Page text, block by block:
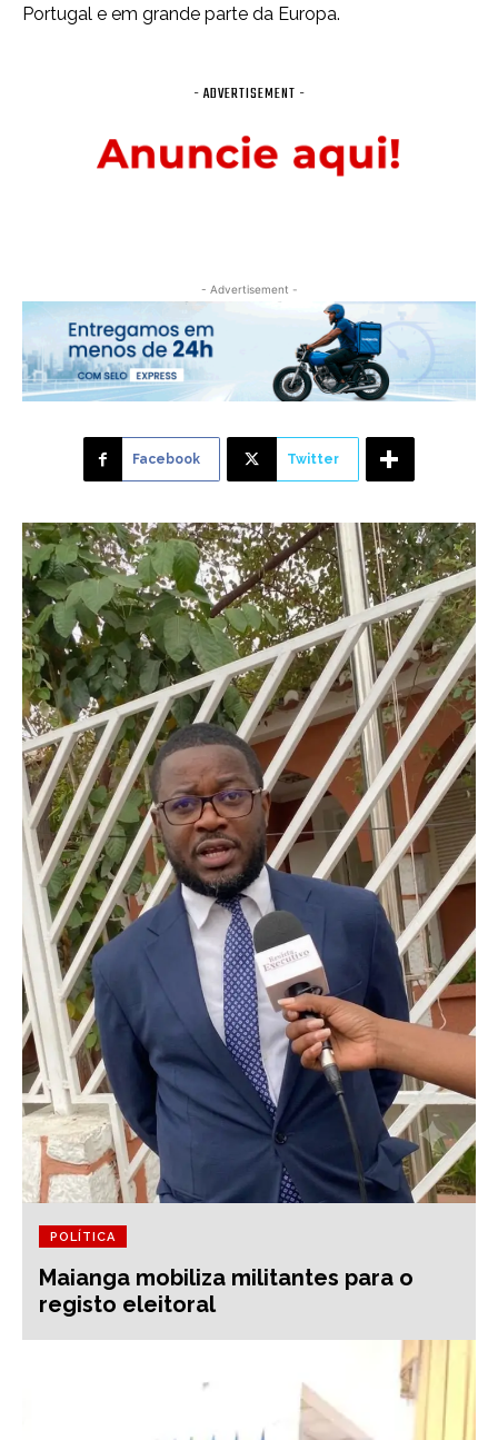
Portugal e em grande parte da Europa.
- ADVERTISEMENT -
- Advertisement -
Facebook Twitter
POLÍTICA
Maianga mobiliza militantes para o
registo eleitoral